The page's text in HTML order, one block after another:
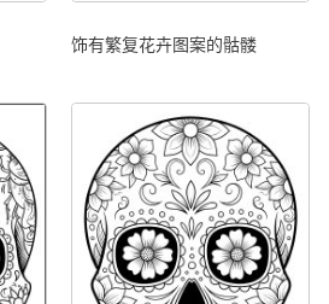
饰有繁复花卉图案的骷髅